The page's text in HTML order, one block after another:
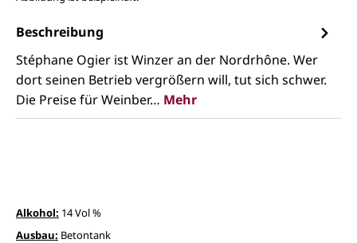
Beschreibung
Stéphane Ogier ist Winzer an der Nordrhône. Wer
dort seinen Betrieb vergrößern will, tut sich schwer.
Die Preise für Weinber… Mehr
Alkohol: 14 Vol %
Ausbau: Betontank